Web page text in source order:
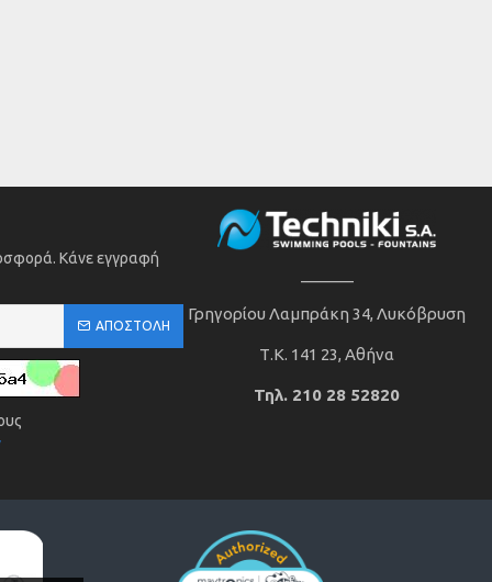
Κάνε εγγραφή
ΑΠΟΣΤΟΛΉ
Γρηγορίου Λαμπράκη 34, Λυκόβρυση
Τ.Κ. 141 23, Αθήνα
Τηλ. 210 28 52820